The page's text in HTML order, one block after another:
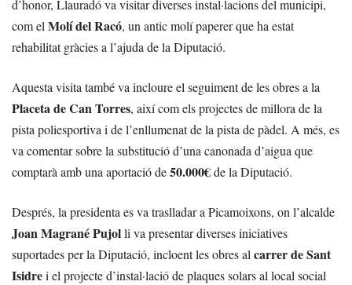
d’honor, Llauradó va visitar diverses instal·lacions del municipi,
com el Molí del Racó, un antic molí paperer que ha estat
rehabilitat gràcies a l’ajuda de la Diputació.
Aquesta visita també va incloure el seguiment de les obres a la
Placeta de Can Torres, així com els projectes de millora de la
pista poliesportiva i de l’enllumenat de la pista de pàdel. A més, es
va comentar sobre la substitució d’una canonada d’aigua que
comptarà amb una aportació de50.000€de la Diputació.
Després, la presidenta es va traslladar a Picamoixons, on l’alcalde
Joan Magrané Pujolli va presentar diverses iniciatives
suportades per la Diputació, incloent les obres al carrer de Sant
Isidrei el projecte d’instal·lació de plaques solars al local social